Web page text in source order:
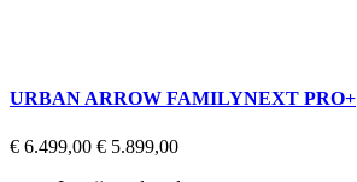
URBAN ARROW FAMILYNEXT PRO+
Regular
€ 6.499,00 Prijs
€ 5.899,00